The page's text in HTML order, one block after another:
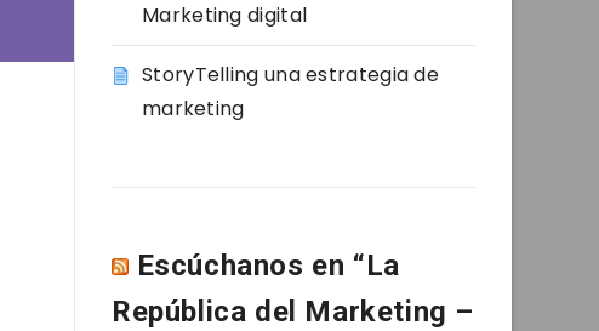
Marketing digital
StoryTelling una estrategia de
marketing
Escúchanos en “La
República del Marketing –